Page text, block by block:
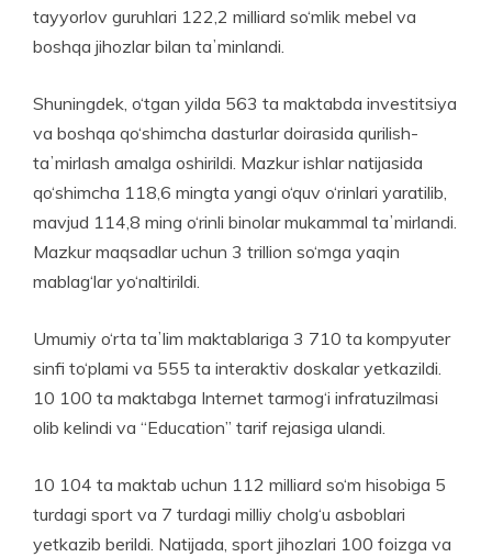
tayyorlov guruhlari 122,2 milliard so‘mlik mebel va
boshqa jihozlar bilan taʼminlandi.
Shuningdek, o‘tgan yilda 563 ta maktabda investitsiya
va boshqa qo‘shimcha dasturlar doirasida qurilish-
taʼmirlash amalga oshirildi. Mazkur ishlar natijasida
qo‘shimcha 118,6 mingta yangi o‘quv o‘rinlari yaratilib,
mavjud 114,8 ming o‘rinli binolar mukammal taʼmirlandi.
Mazkur maqsadlar uchun 3 trillion so‘mga yaqin
mablag‘lar yo‘naltirildi.
Umumiy o‘rta taʼlim maktablariga 3 710 ta kompyuter
sinfi to‘plami va 555 ta interaktiv dos­kalar yetkazildi.
10 100 ta maktabga Internet tarmog‘i infratu­zilmasi
olib kelindi va ­“Education” tarif rejasiga ulandi.
10 104 ta maktab uchun 112 milliard so‘m hisobiga 5
turdagi sport va 7 turdagi milliy cholg‘u asboblari
yetkazib berildi. Natijada, sport jihozlari 100 foizga va